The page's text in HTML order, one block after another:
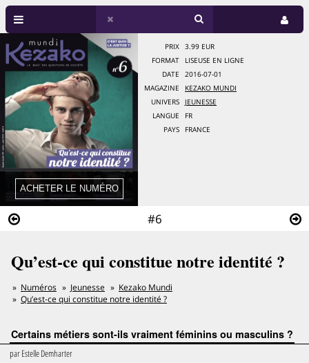
#6
PRIX
3.99 EUR
FORMAT
LISEUSE EN LIGNE
DATE
2016-07-01
MAGAZINE
KEZAKO MUNDI
UNIVERS
JEUNESSE
LANGUE
FR
PAYS
FRANCE
Qu’est-ce qui constitue notre identité ?
Numéros Jeunesse
Kezako Mundi
Qu’est-ce qui constitue notre identité ?
Certains métiers sont-ils vraiment féminins ou masculins ?
parEstelle Demharter